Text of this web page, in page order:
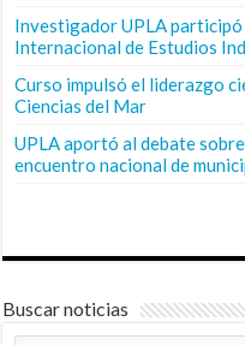
Investigador UPLA
Internacional de Estudios
Curso impulsó el liderazgo
Ciencias del Mar
UPLA aportó al debate
encuentro nacional de
Buscar noticias